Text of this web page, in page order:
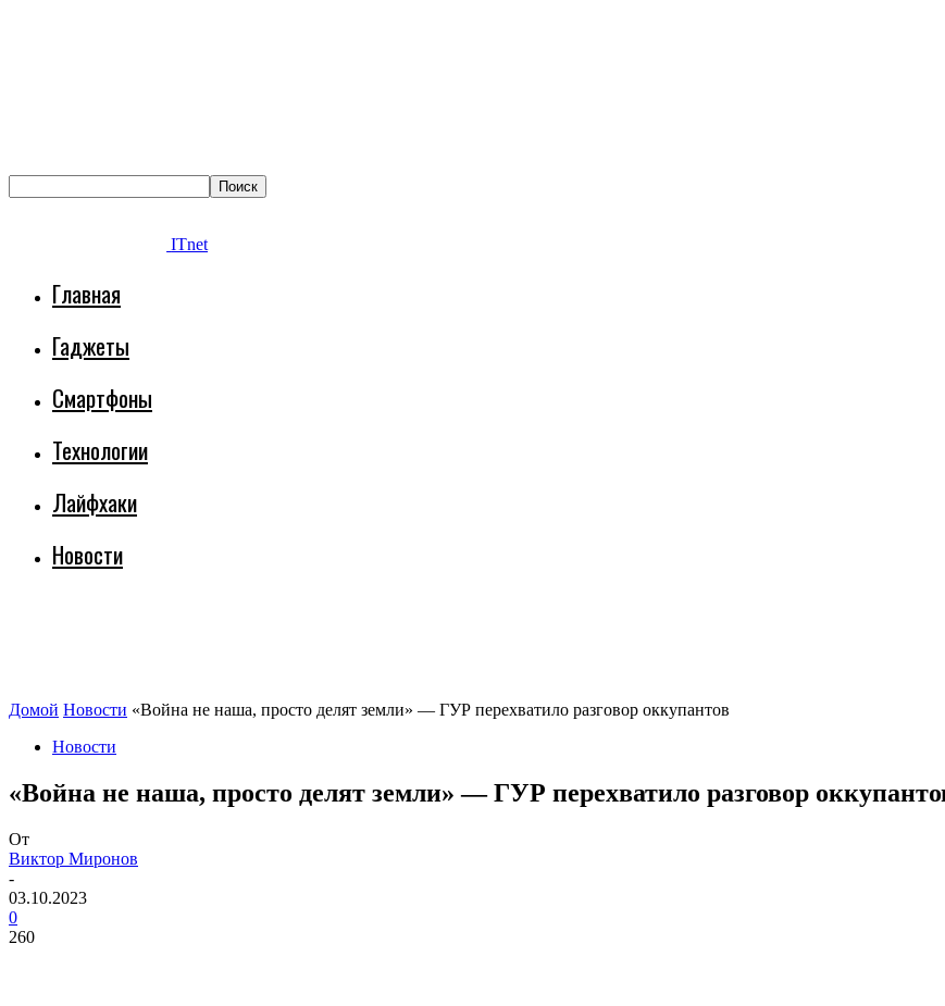
ITnet
Главная
Гаджеты
Смартфоны
Технологии
Лайфхаки
Новости
Домой Новости «Война не наша, просто делят земли» — ГУР перехватило разговор оккупантов
Новости
«Война не наша, просто делят земли» — ГУР перехватило разговор
От
Виктор Миронов
-
03.10.2023
0
260